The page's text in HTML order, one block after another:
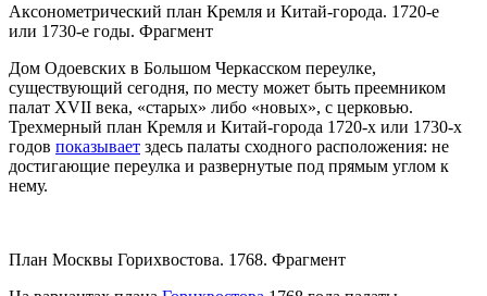
Аксонометрический план Кремля и Китай-города. 1720-е
или 1730-е годы. Фрагмент
Дом Одоевских в Большом Черкасском переулке,
существующий сегодня, по месту может быть преемником
палат XVII века, «старых» либо «новых», с церковью.
Трехмерный план Кремля и Китай-города 1720-х или 1730-х
годов показывает здесь палаты сходного расположения: не
достигающие переулка и развернутые под прямым углом к
нему.
План Москвы Горихвостова. 1768. Фрагмент